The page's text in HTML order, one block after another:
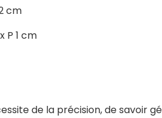
cm
x P 1 cm
de la précision, de savoir